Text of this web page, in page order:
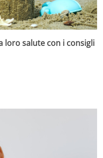
loro salute con i consigli